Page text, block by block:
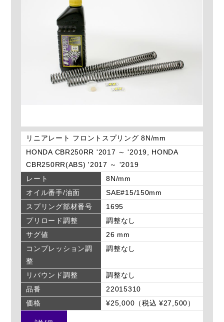
リニアレート フロントスプリング 8N/mm
HONDA CBR250RR '2017 ～ '2019, HONDA
CBR250RR(ABS) '2017 ～ '2019
レート
8N/mm
オイル番手/油面
SAE#15/150mm
スプリング部材番号
1695
プリロード調整
調整なし
サグ値
26 mm
コンプレッション調
整
調整なし
リバウンド調整
調整なし
品番
22015310
価格
¥25,000（税込 ¥27,500）